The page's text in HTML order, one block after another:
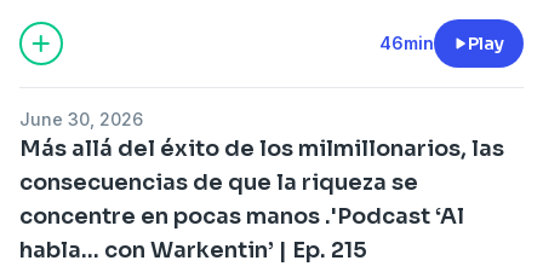
Es este nuevo episodio de ‘Al habla’, Gabriela
Warkentin conversa con Lorenzo Díaz Campos,
espacio público de la ciudad ayudó durante la justa
mundialista a recuperar “la necesidad de colectividad”.
El Estadio, ese gran coloso, a los que solo unos
cuantos miles pudieron acudir, terminó diluido sobre
el Paseo de la Reforma, en un fenómeno cuyas
46min Play
June 30, 2026
Más allá del éxito de los milmillonarios, las
consecuencias de que la riqueza se
concentre en pocas manos .'Podcast ‘Al
habla... con Warkentin’ | Ep. 215